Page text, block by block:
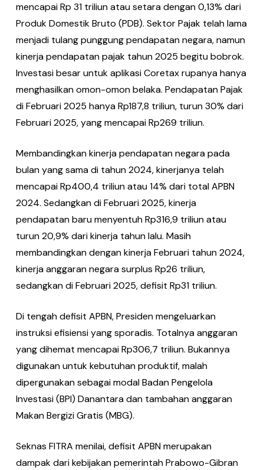
mencapai Rp 31 triliun atau setara dengan 0,13% dari
Produk Domestik Bruto (PDB). Sektor Pajak telah lama
menjadi tulang punggung pendapatan negara, namun
kinerja pendapatan pajak tahun 2025 begitu bobrok.
Investasi besar untuk aplikasi Coretax rupanya hanya
menghasilkan omon-omon belaka. Pendapatan Pajak
di Februari 2025 hanya Rp187,8 triliun, turun 30% dari
Februari 2025, yang mencapai Rp269 triliun.
Membandingkan kinerja pendapatan negara pada
bulan yang sama di tahun 2024, kinerjanya telah
mencapai Rp400,4 triliun atau 14% dari total APBN
2024. Sedangkan di Februari 2025, kinerja
pendapatan baru menyentuh Rp316,9 triliun atau
turun 20,9% dari kinerja tahun lalu. Masih
membandingkan dengan kinerja Februari tahun 2024,
kinerja anggaran negara surplus Rp26 triliun,
sedangkan di Februari 2025, defisit Rp31 triliun.
Di tengah defisit APBN, Presiden mengeluarkan
instruksi efisiensi yang sporadis. Totalnya anggaran
yang dihemat mencapai Rp306,7 triliun. Bukannya
digunakan untuk kebutuhan produktif, malah
dipergunakan sebagai modal Badan Pengelola
Investasi (BPI) Danantara dan tambahan anggaran
Makan Bergizi Gratis (MBG).
Seknas FITRA menilai, defisit APBN merupakan
dampak dari kebijakan pemerintah Prabowo-Gibran